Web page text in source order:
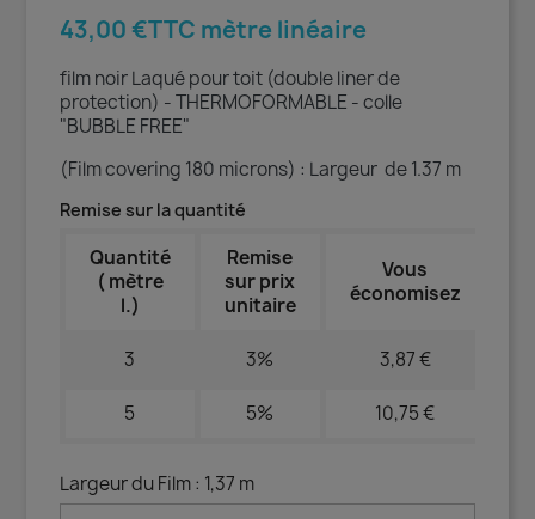
43,00 €TTC mètre linéaire
film noir Laqué pour toit (double liner de
protection) - THERMOFORMABLE - colle
"BUBBLE FREE"
(Film covering 180 microns) : Largeur de 1.37 m
Remise sur la quantité
Quantité
( mètre
l.)
Remise
sur prix
unitaire
Vous
économisez
3 3% 3,87 €
5 5% 10,75 €
Largeur du Film : 1,37 m